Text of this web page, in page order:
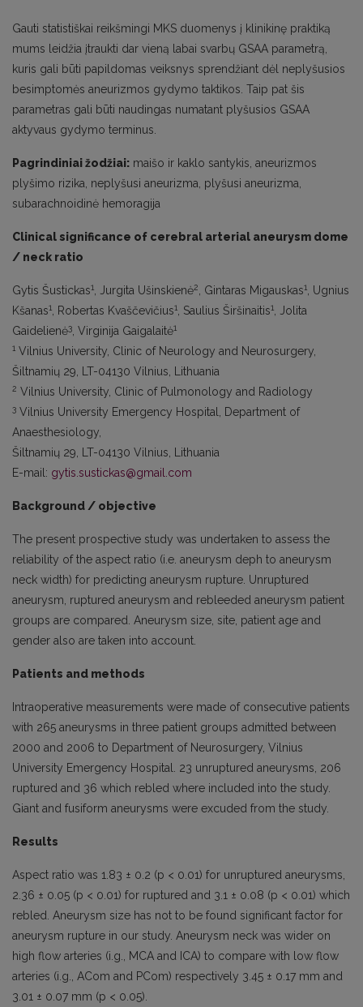
Gauti statistiškai reikšmingi MKS duomenys į klinikinę praktiką
mums leidžia įtraukti dar vieną labai svarbų GSAA parametrą,
kuris gali būti papildomas veiksnys sprendžiant dėl neplyšusios
besimptomės aneurizmos gydymo taktikos. Taip pat šis
parametras gali būti naudingas numatant plyšusios GSAA
aktyvaus gydymo terminus.
Pagrindiniai žodžiai: maišo ir kaklo santykis, aneurizmos
plyšimo rizika, neplyšusi aneurizma, plyšusi aneurizma,
subarachnoidinė hemoragija
Clinical significance of cerebral arterial aneurysm dome
/ neck ratio
Gytis Šustickas1 , Jurgita Ušinskienė2 , Gintaras Migauskas1
, Ugnius
Kšanas1 , Robertas Kvaščevičius1 , Saulius Širšinaitis1
, Jolita
Gaidelienė3 , Virginija Gaigalaitė1
1 Vilnius University, Clinic of Neurology and Neurosurgery,
Šiltnamių 29, LT-04130 Vilnius, Lithuania
2 Vilnius University, Clinic of Pulmonology and Radiology
3 Vilnius University Emergency Hospital, Department of
Anaesthesiology,
Šiltnamių 29, LT-04130 Vilnius, Lithuania
E-mail: gytis.sustickas@gmail.com
Background / objective
The present prospective study was undertaken to assess the
reliability of the aspect ratio (i.e. aneurysm deph to aneurysm
neck width) for predicting aneurysm rupture. Unruptured
aneurysm, ruptured aneurysm and rebleeded aneurysm patient
groups are compared. Aneurysm size, site, patient age and
gender also are taken into account.
Patients and methods
Intraoperative measurements were made of consecutive patients
with 265 aneurysms in three patient groups admitted between
2000 and 2006 to Department of Neurosurgery, Vilnius
University Emergency Hospital. 23 unruptured aneurysms, 206
ruptured and 36 which rebled where included into the study.
Giant and fusiform aneurysms were excuded from the study.
Results
Aspect ratio was 1.83 ± 0.2 (p < 0.01) for unruptured aneurysms,
2.36 ± 0.05 (p < 0.01) for ruptured and 3.1 ± 0.08 (p < 0.01) which
rebled. Aneurysm size has not to be found significant factor for
aneurysm rupture in our study. Aneurysm neck was wider on
high flow arteries (i.g., MCA and ICA) to compare with low flow
arteries (i.g., ACom and PCom) respectively 3.45 ± 0.17 mm and
3.01 ± 0.07 mm (p < 0.05).